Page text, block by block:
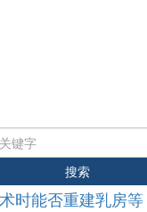
搜索
时能否重建乳房等